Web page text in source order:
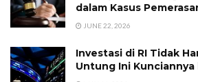
dalam Kasus
JUNE 22, 2026
Investasi di RI Tidak
Untung Ini